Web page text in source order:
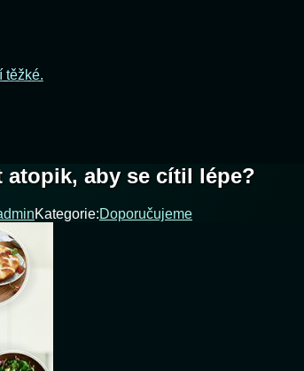
těžké.
aby se cítil lépe?
Kategorie:Doporučujeme